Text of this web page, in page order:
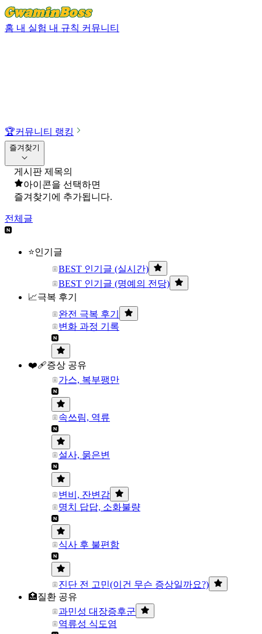
홈 내 실험 내 규칙 커뮤니티
🏆커뮤니티 랭킹
즐겨찾기
게시판 제목의
아이콘을 선택하면
즐겨찾기에 추가됩니다.
전체글
⭐인기글
BEST 인기글 (실시간)
BEST 인기글 (명예의 전당)
📈극복 후기
완전 극복 후기
변화 과정 기록
❤️‍🩹증상 공유
가스, 복부팽만
속쓰림, 역류
설사, 묽은변
변비, 잔변감
명치 답답, 소화불량
식사 후 불편함
진단 전 고민(이건 무슨 증상일까요?)
🏥질환 공유
과민성 대장증후군
역류성 식도염